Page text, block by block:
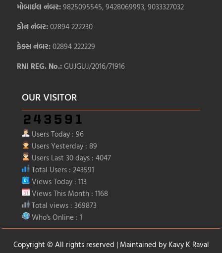
મોબાઈલ નંબર:9825095545, 9428069993, 9033327032
ફોન નંબર:02894 222230
ફેક્સ નંબર:02894 222229
RNI REG. No.:GUJGUJ/2016/71916
OUR VISITOR
Users Today : 96
Users Yesterday : 89
Users Last 30 days : 4047
Total Users : 243591
Views Today : 113
Views This Month : 1168
Total views : 369873
Who's Online : 1
Copyright © All rights reserved | Maintained by Kavy K Raval